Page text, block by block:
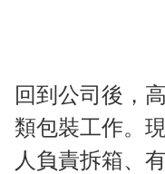
回到公司後，
類包裝工作。
人負責拆箱、